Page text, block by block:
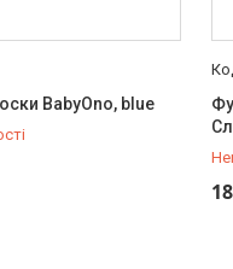
BabyOno, blue
70